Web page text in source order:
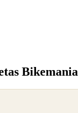
Bikemania